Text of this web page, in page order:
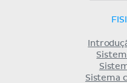
Sistema